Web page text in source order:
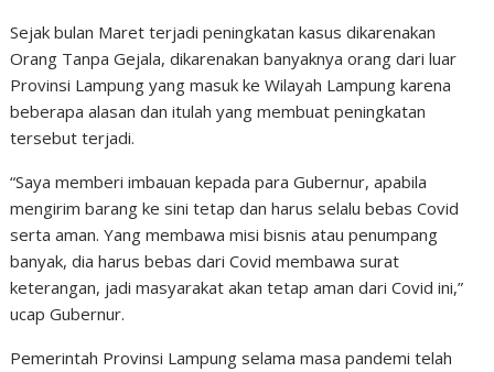
Sejak bulan Maret terjadi peningkatan kasus dikarenakan
Orang Tanpa Gejala, dikarenakan banyaknya orang dari luar
Provinsi Lampung yang masuk ke Wilayah Lampung karena
beberapa alasan dan itulah yang membuat peningkatan
tersebut terjadi.
“Saya memberi imbauan kepada para Gubernur, apabila
mengirim barang ke sini tetap dan harus selalu bebas Covid
serta aman. Yang membawa misi bisnis atau penumpang
banyak, dia harus bebas dari Covid membawa surat
keterangan, jadi masyarakat akan tetap aman dari Covid ini,”
ucap Gubernur.
Pemerintah Provinsi Lampung selama masa pandemi telah